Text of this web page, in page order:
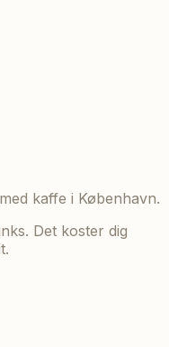
kaffe i København.
Det koster dig